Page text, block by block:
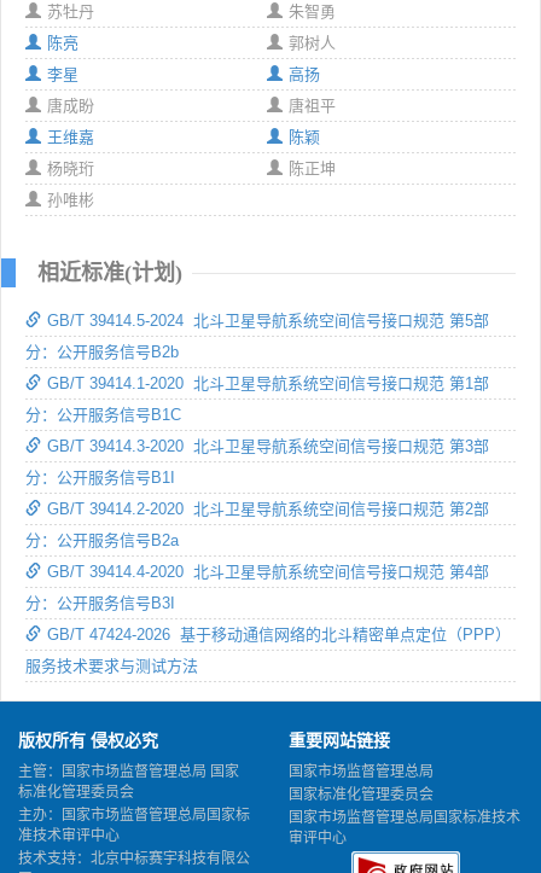
苏牡丹
朱智勇
陈亮
郭树人
李星
高扬
唐成盼
唐祖平
王维嘉
陈颖
杨晓珩
陈正坤
孙唯彬
相近标准(计划)
GB/T 39414.5-2024 北斗卫星导航系统空间信号接口规范 第5部
分：公开服务信号B2b
GB/T 39414.1-2020 北斗卫星导航系统空间信号接口规范 第1部
分：公开服务信号B1C
GB/T 39414.3-2020 北斗卫星导航系统空间信号接口规范 第3部
分：公开服务信号B1I
GB/T 39414.2-2020 北斗卫星导航系统空间信号接口规范 第2部
分：公开服务信号B2a
GB/T 39414.4-2020 北斗卫星导航系统空间信号接口规范 第4部
分：公开服务信号B3I
GB/T 47424-2026 基于移动通信网络的北斗精密单点定位（PPP）
服务技术要求与测试方法
版权所有 侵权必究
主管：国家市场监督管理总局 国家
标准化管理委员会
主办：国家市场监督管理总局国家标
准技术审评中心
技术支持：北京中标赛宇科技有限公
重要网站链接
国家市场监督管理总局
国家标准化管理委员会
国家市场监督管理总局国家标准技术
审评中心